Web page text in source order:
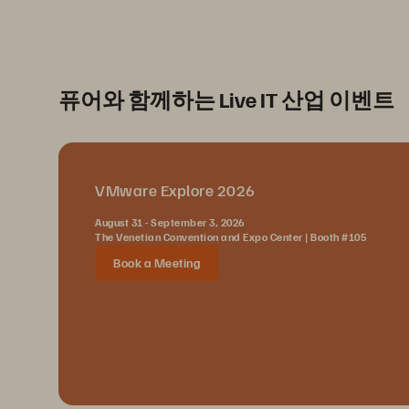
퓨어와 함께하는 Live IT 산업 이벤트
VMware Explore 2026
August 31 - September 3, 2026
The Venetian Convention and Expo Center | Booth #105
Book a Meeting